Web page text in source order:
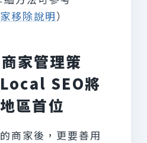
移除說明）
家管理策
SEO將
區首位
商家後，更要善用